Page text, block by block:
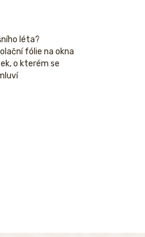
léta?
fólie na okna
o kterém se